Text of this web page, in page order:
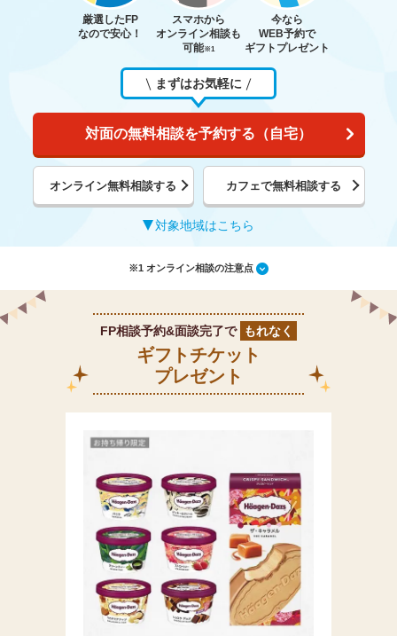
厳選したFP
なので安心！
スマホから
オンライン相談も
可能※1
今なら
WEB予約で
ギフトプレゼント
まずはお気軽に
対面の無料相談を予約する（自宅）
オンライン無料相談する カフェで無料相談する
対象地域はこちら
※1 オンライン相談の注意点
FP相談予約&面談完了で もれなく
ギフトチケット
プレゼント